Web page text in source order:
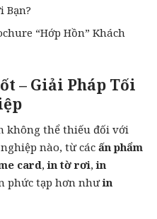
Bạn?
“Hớp Hồn” Khách
– Giải Pháp Tối
không thể thiếu đối với
nào, từ các ấn phẩm
card,in tờ rơi,in
phức tạp hơn nhưin